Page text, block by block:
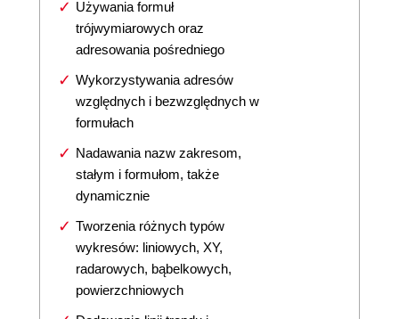
Używania formuł
trójwymiarowych oraz
adresowania pośredniego
Wykorzystywania adresów
względnych i bezwzględnych w
formułach
Nadawania nazw zakresom,
stałym i formułom, także
dynamicznie
Tworzenia różnych typów
wykresów: liniowych, XY,
radarowych, bąbelkowych,
powierzchniowych